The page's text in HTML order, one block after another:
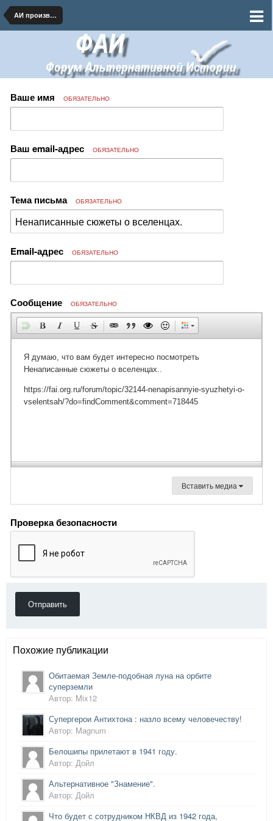
АИ произведения на бумаге и в сети
Ваше имя ОБЯЗАТЕЛЬНО
Ваш email-адрес ОБЯЗАТЕЛЬНО
Тема письма ОБЯЗАТЕЛЬНО
Email-адрес ОБЯЗАТЕЛЬНО
Сообщение ОБЯЗАТЕЛЬНО
Вставить медиа
Проверка безопасности
Отправить
Похожие публикации
Обитаемая Земле-подобная луна на орбите
суперземли
Автор: Mix12
Супергерои Антихтона : назло всему человечеству!
Автор: Magnum
Белошипы прилетают в 1941 году.
Автор: Дойл
Альтернативное "Знамение".
Автор: Дойл
Что будет с сотрудником НКВД из 1942 года,